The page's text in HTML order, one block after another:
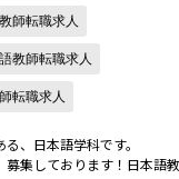
師転職求人
教師転職求人
転職求人
、日本語学科です。
集しております！日本語